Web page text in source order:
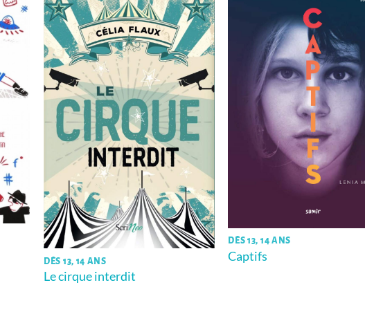
DÈS 13, 14 ANS
Le cirque interdit
DÈS 13, 14 ANS
Captifs